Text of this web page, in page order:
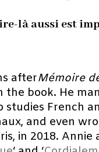
là aussi est
afterMémoire
the book. He
studies French
and even
in 2018.